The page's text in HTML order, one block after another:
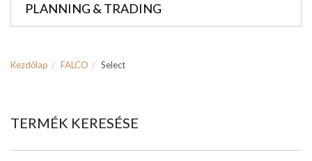
PLANNING & TRADING
Kezdőlap FALCO Select
TERMÉK KERESÉSE